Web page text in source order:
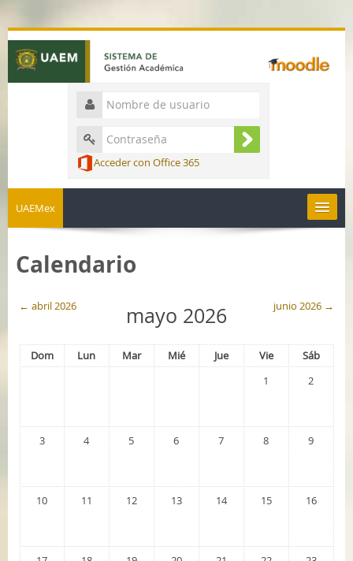
Acceder con Office 365
UAEMex
Calendario
← abril 2026 mayo 2026 junio 2026 →
Dom Lun Mar Mié Jue Vie
Sáb
1
2
3 4 5 6 7 8 9
10 11 12 13 14 15 16